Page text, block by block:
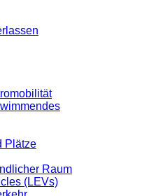
Plätze
Raum
(LEVs)